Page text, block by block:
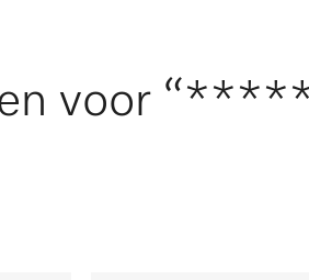
voor